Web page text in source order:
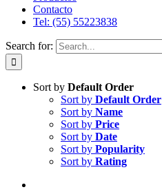
Contacto
Tel: (55) 55223838
Search for:
Sort by Default Order
Sort by Default Order
Sort by Name
Sort by Price
Sort by Date
Sort by Popularity
Sort by Rating